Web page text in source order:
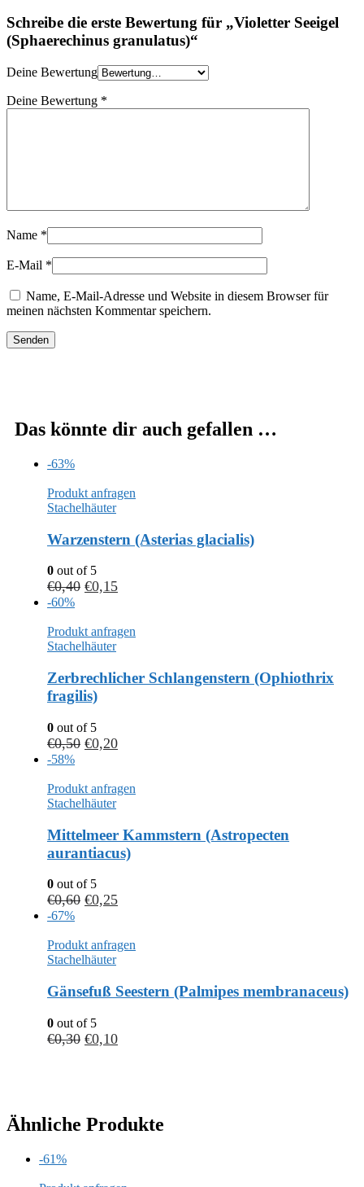
Schreibe die erste Bewertung für „Violetter Seeigel
(Sphaerechinus granulatus)“
Deine Bewertung
Deine Bewertung *
Name *
E-Mail *
Name, E-Mail-Adresse und Website in diesem Browser für
meinen nächsten Kommentar speichern.
Das könnte dir auch gefallen …
-63%
Produkt anfragen
Stachelhäuter
Warzenstern (Asterias glacialis)
0 out of 5
€0,40 €0,15
-60%
Produkt anfragen
Stachelhäuter
Zerbrechlicher Schlangenstern (Ophiothrix
fragilis)
0 out of 5
€0,50 €0,20
-58%
Produkt anfragen
Stachelhäuter
Mittelmeer Kammstern (Astropecten
aurantiacus)
0 out of 5
€0,60 €0,25
-67%
Produkt anfragen
Stachelhäuter
Gänsefuß Seestern (Palmipes membranaceus)
0 out of 5
€0,30 €0,10
Ähnliche Produkte
-61%